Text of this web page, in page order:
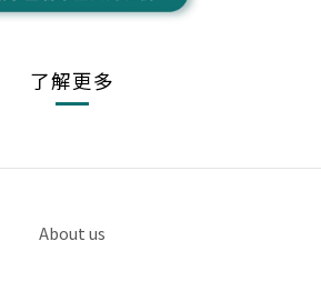
了解更多
About us